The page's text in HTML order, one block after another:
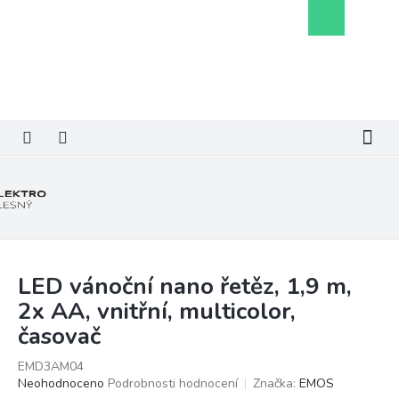
košík
LED vánoční nano řetěz, 1,9 m,
2x AA, vnitřní, multicolor,
časovač
EMD3AM04
Průměrné
Neohodnoceno Podrobnosti hodnocení Značka: EMOS